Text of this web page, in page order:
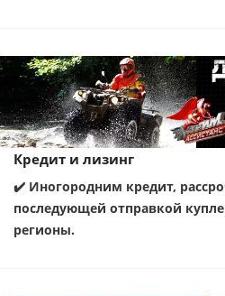
Кредит и лизинг
✔️ Иногородним кредит,
последующей отправкой
регионы.